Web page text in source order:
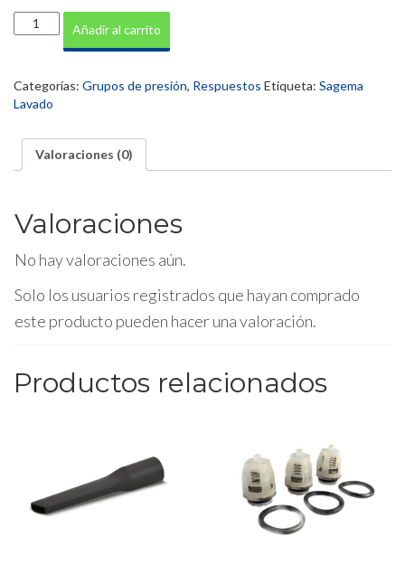
Motor
ABB
cantidad
Añadir al carrito
Categorías: Grupos de presión, Respuestos Etiqueta: Sagema
Lavado
Valoraciones (0)
Valoraciones
No hay valoraciones aún.
Solo los usuarios registrados que hayan comprado
este producto pueden hacer una valoración.
Productos relacionados